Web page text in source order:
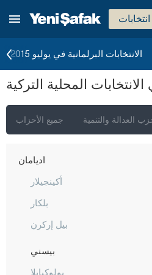
انتخابات
الانتخابات البرلمانية في يوليو 2015
المحلية التركية
جميع الأحزاب العدالة والتنمية
إسطنبول
أنقرة
أضنة
أديامان
أكينجيلار
بلكار
بيل إركرن
بيسني
بولوكيايلا